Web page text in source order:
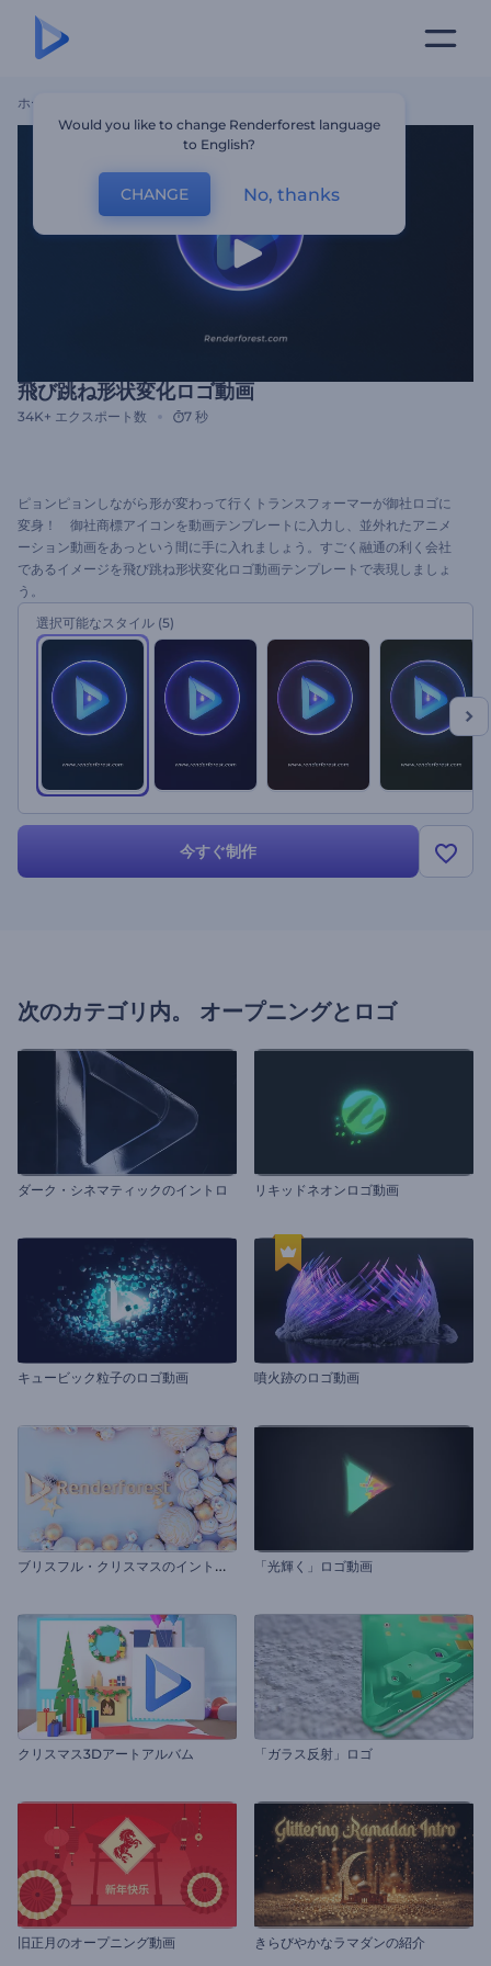
ホーム
飛び跳ね形状変化ロゴ動画
34K+ エクスポート数 7 秒
ピョンピョンしながら形が変わって行くトランスフォーマーが御社ロゴに
変身！ 御社商標アイコンを動画テンプレートに入力し、並外れたアニメ
ーション動画をあっという間に手に入れましょう。すごく融通の利く会社
であるイメージを飛び跳ね形状変化ロゴ動画テンプレートで表現しましょ
う。
選択可能なスタイル (5)
今すぐ制作
次のカテゴリ内。 オープニングとロゴ
ダーク・シネマティックのイントロ リキッドネオンロゴ動画
キュービック粒子のロゴ動画 噴火跡のロゴ動画
ブ
リスフル・クリスマスのイントロ動画 「光輝く」ロゴ動画
クリスマス3Dアートアルバム 「ガラス反射」ロゴ
旧正月のオープニング動画 きらびやかなラマダンの紹介
Would you like to change Renderforest language
to English?
CHANGE No, thanks